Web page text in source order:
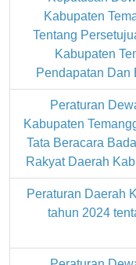
Kabupaten
Tentang
Kabupaten
Pendapatan Dan
Peraturan
Kabupaten
Tata Beracara
Rakyat Daerah
Peraturan Daerah
tahun 2024